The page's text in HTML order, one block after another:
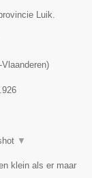
Luik.
)
▼
klein als er maar